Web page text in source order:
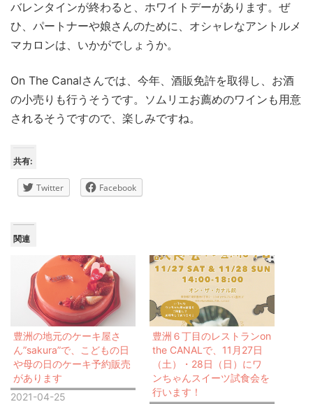
バレンタインが終わると、ホワイトデーがあります。ぜ
ひ、パートナーや娘さんのために、オシャレなアントルメ
マカロンは、いかがでしょうか。
On The Canalさんでは、今年、酒販免許を取得し、お酒
の小売りも行うそうです。ソムリエお薦めのワインも用意
されるそうですので、楽しみですね。
共有:
Twitter Facebook
関連
豊洲の地元のケーキ屋さ
ん”sakura”で、こどもの日
や母の日のケーキ予約販売
があります
2021-04-25
豊洲６丁目のレストランon
the CANALで、11月27日
（土）・28日（日）にワ
ンちゃんスイーツ試食会を
行います！